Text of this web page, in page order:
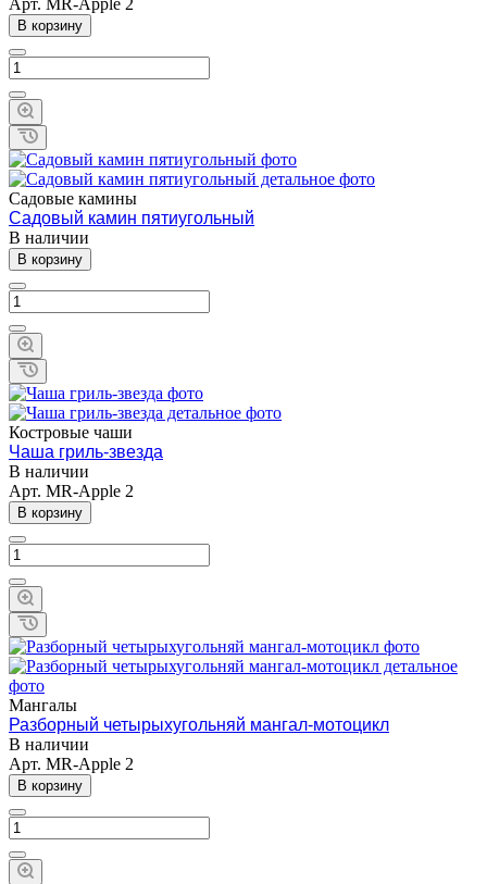
В корзину
Садовые камины
Садовый камин пятиугольный
В наличии
В корзину
Костровые чаши
Чаша гриль-звезда
В наличии
Арт. MR-Apple 2
В корзину
Мангалы
Разборный четырыхугольняй мангал-мотоцикл
В наличии
Арт. MR-Apple 2
В корзину